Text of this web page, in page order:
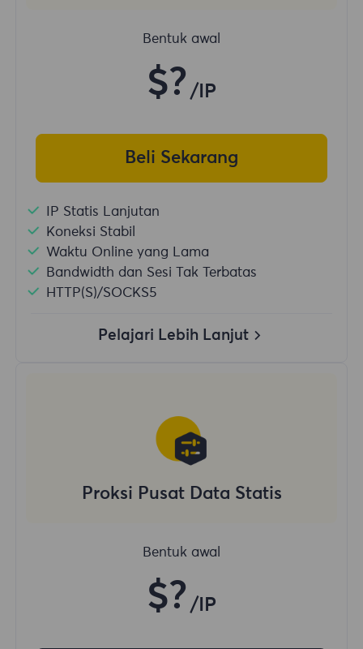
Bentuk awal
$? /IP
Beli Sekarang
IP Statis Lanjutan
Koneksi Stabil
Waktu Online yang Lama
Bandwidth dan Sesi Tak Terbatas
HTTP(S)/SOCKS5
Pelajari Lebih Lanjut
Proksi Pusat Data Statis
Bentuk awal
$? /IP